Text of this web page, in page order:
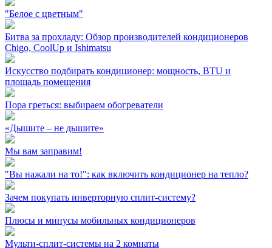
"Белое с цветным"
Битва за прохладу: Обзор производителей кондиционеров
Chigo, CoolUp и Ishimatsu
Искусство подбирать кондиционер: мощность, BTU и
площадь помещения
Пора греться: выбираем обогреватели
«Дышите – не дышите»
Мы вам заправим!
"Вы нажали на то!": как включить кондиционер на тепло?
Зачем покупать инверторную сплит-систему?
Плюсы и минусы мобильных кондиционеров
Мульти-сплит-системы на 2 комнаты